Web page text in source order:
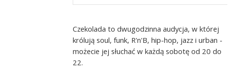
Czekolada to dwugodzinna audycja, w której
królują soul, funk, R'n'B, hip-hop, jazz i urban -
możecie jej słuchać w każdą sobotę od 20 do
22.